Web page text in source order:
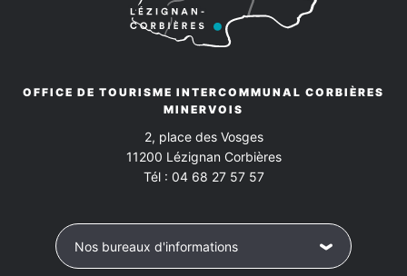
OFFICE DE TOURISME INTERCOMMUNAL CORBIÈRES
MINERVOIS
2, place des Vosges
11200 Lézignan Corbières
Tél : 04 68 27 57 57
Nos bureaux d'informations